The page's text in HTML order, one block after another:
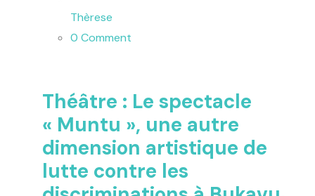
Thèrese
0 Comment
Théâtre : Le spectacle
« Muntu », une autre
dimension artistique de
lutte contre les